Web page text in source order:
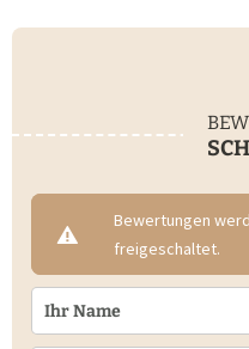
Bewertungen
freigeschaltet.